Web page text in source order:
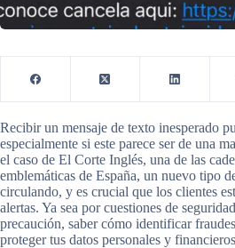
Recibir un mensaje de texto inesperado
especialmente si este parece ser de una
el caso de El Corte Inglés, una de las
emblemáticas de España, un nuevo tipo
circulando, y es crucial que los clientes
alertas. Ya sea por cuestiones de
precaución, saber cómo identificar
proteger tus datos personales y